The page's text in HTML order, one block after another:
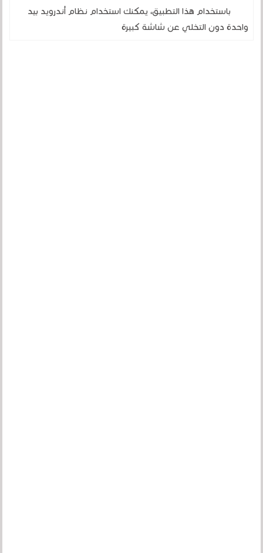
باستخدام هذا التطبيق، يمكنك استخدام نظام أندرويد بيد
واحدة دون التخلي عن شاشة كبيرة